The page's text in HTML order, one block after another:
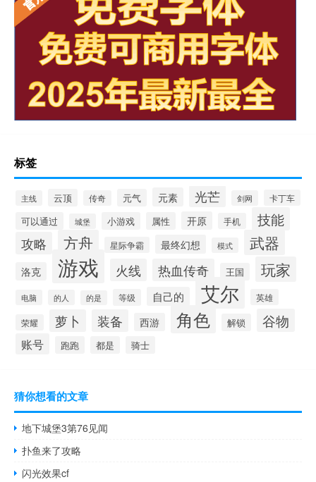
标签
主线 云顶 传奇 元气 元素 光芒 剑网 卡丁车
可以通过 城堡 小游戏 属性 开原 手机 技能
攻略 方舟 星际争霸 最终幻想 模式 武器
洛克 游戏 火线 热血传奇 王国 玩家
电脑 的人 的是 等级 自己的 艾尔 英雄
荣耀 萝卜 装备 西游 角色 解锁 谷物
账号 跑跑 都是 骑士
猜你想看的文章
地下城堡3第76见闻
扑鱼来了攻略
闪光效果cf